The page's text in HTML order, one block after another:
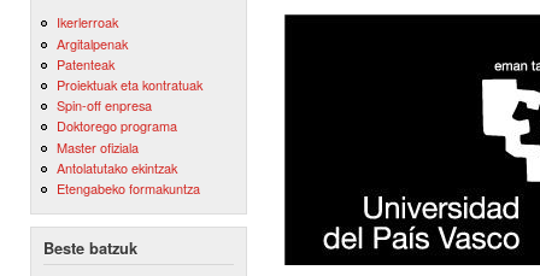
Ikerlerroak
Argitalpenak
Patenteak
Proiektuak eta kontratuak
Spin-off enpresa
Doktorego programa
Master ofiziala
Antolatutako ekintzak
Etengabeko formakuntza
Beste batzuk